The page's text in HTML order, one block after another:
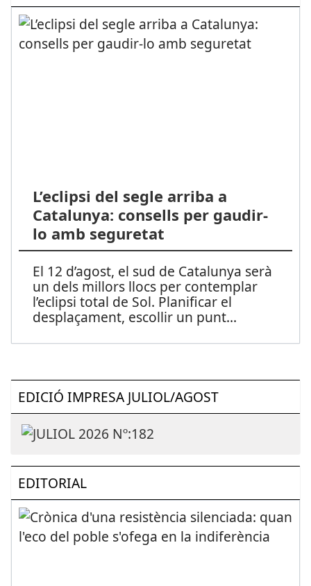
L’eclipsi del segle arriba a
Catalunya: consells per gaudir-
lo amb seguretat
El 12 d’agost, el sud de Catalunya serà
un dels millors llocs per contemplar
l’eclipsi total de Sol. Planificar el
desplaçament, escollir un punt...
EDICIÓ IMPRESA JULIOL/AGOST
EDITORIAL